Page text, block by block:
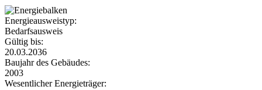
Energieausweistyp:
Bedarfsausweis
Gültig bis:
20.03.2036
Baujahr des Gebäudes:
2003
Wesentlicher Energieträger: